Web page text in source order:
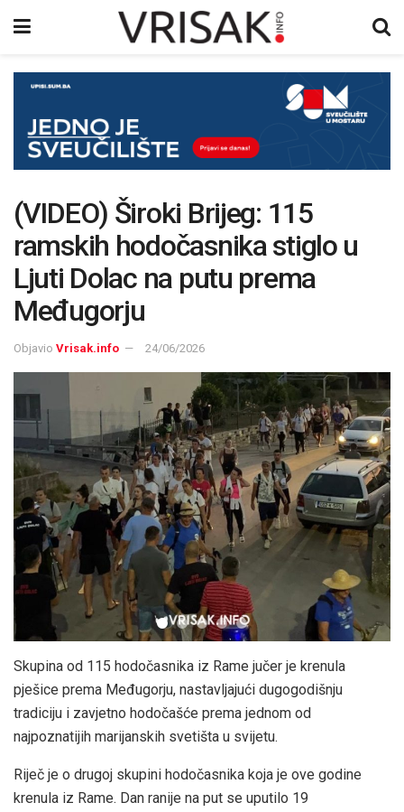
(VIDEO) Široki Brijeg: 115
ramskih hodočasnika stiglo u
Ljuti Dolac na putu prema
Međugorju
Objavio Vrisak.info 24/06/2026
Skupina od 115 hodočasnika iz Rame jučer je krenula
pješice prema Međugorju, nastavljajući dugogodišnju
tradiciju i zavjetno hodočašće prema jednom od
najpoznatijih marijanskih svetišta u svijetu.
Riječ je o drugoj skupini hodočasnika koja je ove godine
krenula iz Rame. Dan ranije na put se uputilo 19